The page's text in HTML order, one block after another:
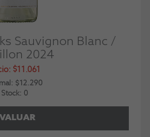
Sauvignon Blanc /
2024
$11.061
$12.290
Stock: 0